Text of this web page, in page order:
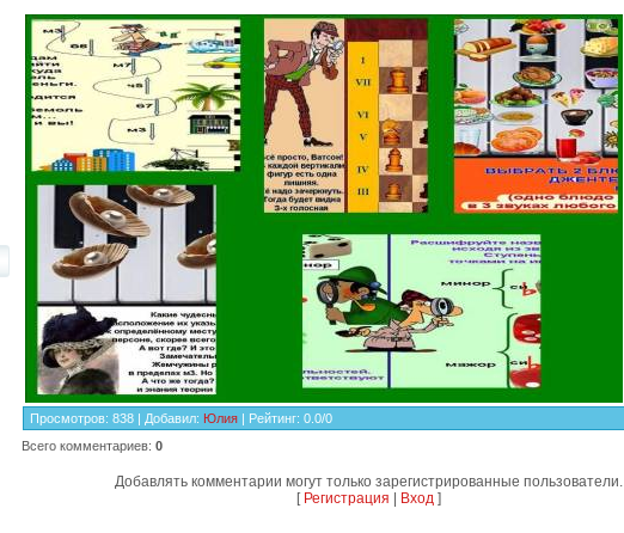
Просмотров: 838 | Добавил: Юлия | Рейтинг: 0.0/0
Всего комментариев: 0
Добавлять комментарии могут только зарегистрированные пользователи.
[ Регистрация Вход]